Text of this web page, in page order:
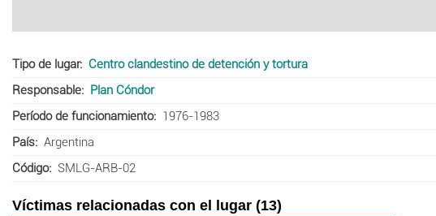
Tipo de lugar
Centro clandestino de detención y tortura
Responsable
Plan Cóndor
Período de funcionamiento
1976-1983
País
Argentina
Código
SMLG-ARB-02
Víctimas relacionadas con el lugar (13)